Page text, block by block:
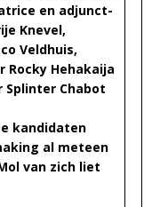
en adjunct-
Knevel,
Veldhuis,
Rocky Hehakaija
Chabot
kandidaten
al meteen
van zich liet